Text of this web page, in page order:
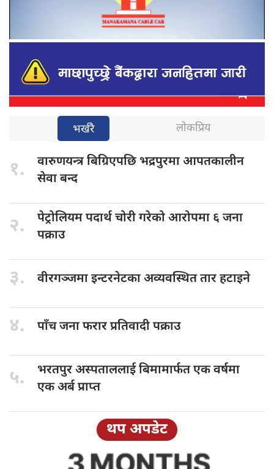
भर्खरै लोकप्रिय
१. वारुणयन्त्र बिग्रिएपछि भद्रपुरमा आपतकालीन
सेवा बन्द
२. पेट्रोलियम पदार्थचोरी गरेको आरोपमा ६ जना
पक्राउ
३. वीरगञ्जमा इन्टरनेटकाअव्यवस्थित तार हटाइने
४. पाँच जनाफरार प्रतिवादी पक्राउ
५. भरतपुर अस्पताललाईबिमामार्फत एक वर्षमा
एक अर्ब प्राप्त
थप अपडेट